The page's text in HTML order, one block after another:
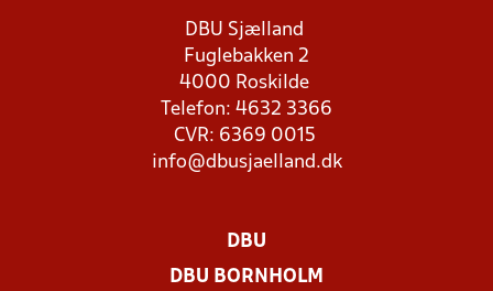
DBU Sjælland
Fuglebakken 2
4000 Roskilde
Telefon: 4632 3366
CVR: 6369 0015
info@dbusjaelland.dk
DBU
DBU BORNHOLM